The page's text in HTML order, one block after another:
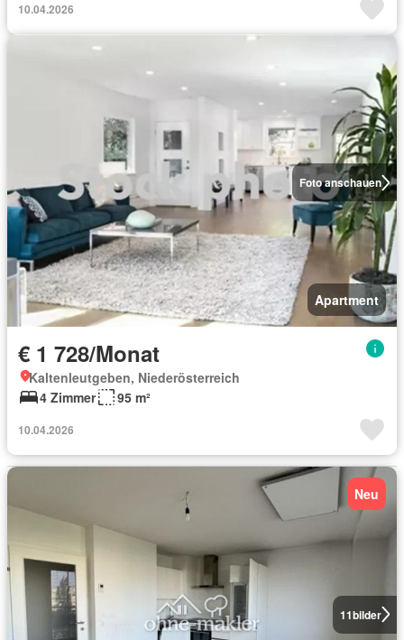
10.04.2026
Foto anschauen
Apartment
€ 1 728/Monat
Kaltenleutgeben, Niederösterreich
4 Zimmer
95 m²
10.04.2026
11bilder
Neu